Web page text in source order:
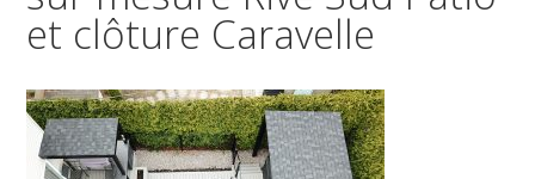
et clôture Caravelle